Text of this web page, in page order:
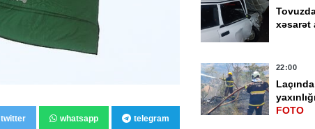
twitter whatsapp telegram
xəsarət
22:00
FOTO